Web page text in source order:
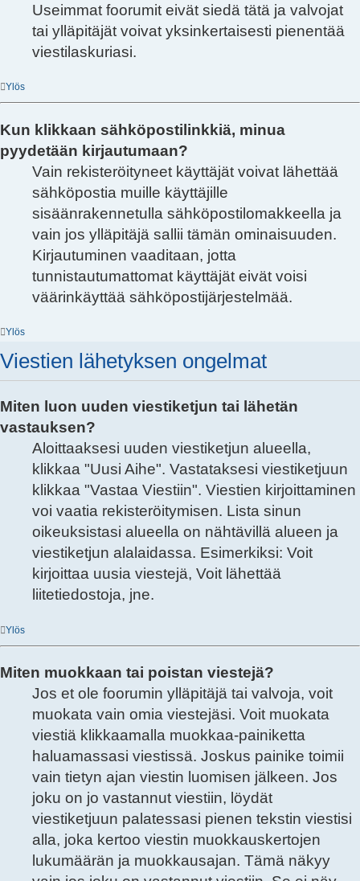
Useimmat foorumit eivät siedä tätä ja valvojat
tai ylläpitäjät voivat yksinkertaisesti pienentää
viestilaskuriasi.
Ylös
Kun klikkaan sähköpostilinkkiä, minua
pyydetään kirjautumaan?
Vain rekisteröityneet käyttäjät voivat lähettää
sähköpostia muille käyttäjille
sisäänrakennetulla sähköpostilomakkeella ja
vain jos ylläpitäjä sallii tämän ominaisuuden.
Kirjautuminen vaaditaan, jotta
tunnistautumattomat käyttäjät eivät voisi
väärinkäyttää sähköpostijärjestelmää.
Ylös
Viestien lähetyksen ongelmat
Miten luon uuden viestiketjun tai lähetän
vastauksen?
Aloittaaksesi uuden viestiketjun alueella,
klikkaa "Uusi Aihe". Vastataksesi viestiketjuun
klikkaa "Vastaa Viestiin". Viestien kirjoittaminen
voi vaatia rekisteröitymisen. Lista sinun
oikeuksistasi alueella on nähtävillä alueen ja
viestiketjun alalaidassa. Esimerkiksi: Voit
kirjoittaa uusia viestejä, Voit lähettää
liitetiedostoja, jne.
Ylös
Miten muokkaan tai poistan viestejä?
Jos et ole foorumin ylläpitäjä tai valvoja, voit
muokata vain omia viestejäsi. Voit muokata
viestiä klikkaamalla muokkaa-painiketta
haluamassasi viestissä. Joskus painike toimii
vain tietyn ajan viestin luomisen jälkeen. Jos
joku on jo vastannut viestiin, löydät
viestiketjuun palatessasi pienen tekstin viestisi
alla, joka kertoo viestin muokkauskertojen
lukumäärän ja muokkausajan. Tämä näkyy